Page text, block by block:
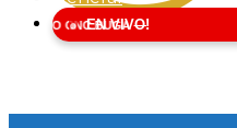
EN VIVO!